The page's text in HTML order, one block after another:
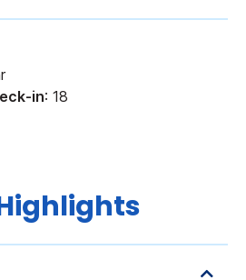
in: 18